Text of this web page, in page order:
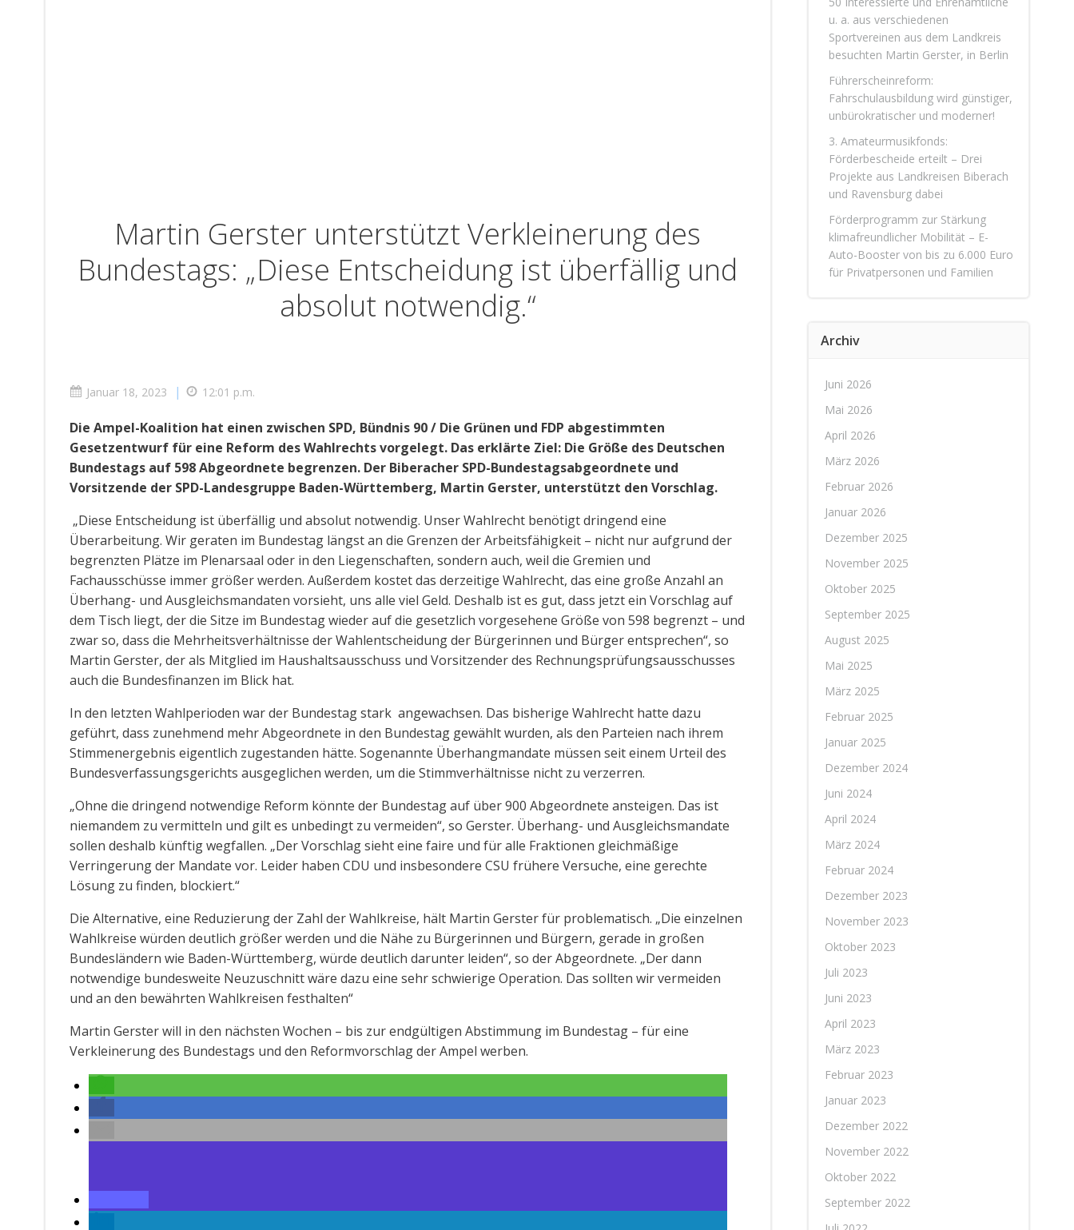
Martin Gerster unterstützt Verkleinerung des
Bundestags: „Diese Entscheidung ist überfällig und
absolut notwendig.“
Januar 18, 2023 | 12:01 p.m.
Die Ampel-Koalition hat einen zwischen SPD, Bündnis 90 / Die Grünen und FDP abgestimmten
Gesetzentwurf für eine Reform des Wahlrechts vorgelegt. Das erklärte Ziel: Die Größe des Deutschen
Bundestags auf 598 Abgeordnete begrenzen. Der Biberacher SPD-Bundestagsabgeordnete und
Vorsitzende der SPD-Landesgruppe Baden-Württemberg, Martin Gerster, unterstützt den Vorschlag.
„Diese Entscheidung ist überfällig und absolut notwendig. Unser Wahlrecht benötigt dringend eine
Überarbeitung. Wir geraten im Bundestag längst an die Grenzen der Arbeitsfähigkeit – nicht nur aufgrund der
begrenzten Plätze im Plenarsaal oder in den Liegenschaften, sondern auch, weil die Gremien und
Fachausschüsse immer größer werden. Außerdem kostet das derzeitige Wahlrecht, das eine große Anzahl an
Überhang- und Ausgleichsmandaten vorsieht, uns alle viel Geld. Deshalb ist es gut, dass jetzt ein Vorschlag auf
dem Tisch liegt, der die Sitze im Bundestag wieder auf die gesetzlich vorgesehene Größe von 598 begrenzt – und
zwar so, dass die Mehrheitsverhältnisse der Wahlentscheidung der Bürgerinnen und Bürger entsprechen“, so
Martin Gerster, der als Mitglied im Haushaltsausschuss und Vorsitzender des Rechnungsprüfungsausschusses
auch die Bundesfinanzen im Blick hat.
In den letzten Wahlperioden war der Bundestag stark angewachsen. Das bisherige Wahlrecht hatte dazu
geführt, dass zunehmend mehr Abgeordnete in den Bundestag gewählt wurden, als den Parteien nach ihrem
Stimmenergebnis eigentlich zugestanden hätte. Sogenannte Überhangmandate müssen seit einem Urteil des
Bundesverfassungsgerichts ausgeglichen werden, um die Stimmverhältnisse nicht zu verzerren.
„Ohne die dringend notwendige Reform könnte der Bundestag auf über 900 Abgeordnete ansteigen. Das ist
niemandem zu vermitteln und gilt es unbedingt zu vermeiden“, so Gerster. Überhang- und Ausgleichsmandate
sollen deshalb künftig wegfallen. „Der Vorschlag sieht eine faire und für alle Fraktionen gleichmäßige
Verringerung der Mandate vor. Leider haben CDU und insbesondere CSU frühere Versuche, eine gerechte
Lösung zu finden, blockiert.“
Die Alternative, eine Reduzierung der Zahl der Wahlkreise, hält Martin Gerster für problematisch. „Die einzelnen
Wahlkreise würden deutlich größer werden und die Nähe zu Bürgerinnen und Bürgern, gerade in großen
Bundesländern wie Baden-Württemberg, würde deutlich darunter leiden“, so der Abgeordnete. „Der dann
notwendige bundesweite Neuzuschnitt wäre dazu eine sehr schwierige Operation. Das sollten wir vermeiden
und an den bewährten Wahlkreisen festhalten“
Martin Gerster will in den nächsten Wochen – bis zur endgültigen Abstimmung im Bundestag – für eine
Verkleinerung des Bundestags und den Reformvorschlag der Ampel werben.
u. a. aus verschiedenen
Sportvereinen aus dem Landkreis
besuchten Martin Gerster, in Berlin
Führerscheinreform:
Fahrschulausbildung wird günstiger,
unbürokratischer und moderner!
3. Amateurmusikfonds:
Förderbescheide erteilt – Drei
Projekte aus Landkreisen Biberach
und Ravensburg dabei
Förderprogramm zur Stärkung
klimafreundlicher Mobilität – E-
Auto-Booster von bis zu 6.000 Euro
für Privatpersonen und Familien
Archiv
Juni 2026
Mai 2026
April 2026
März 2026
Februar 2026
Januar 2026
Dezember 2025
November 2025
Oktober 2025
September 2025
August 2025
Mai 2025
März 2025
Februar 2025
Januar 2025
Dezember 2024
Juni 2024
April 2024
März 2024
Februar 2024
Dezember 2023
November 2023
Oktober 2023
Juli 2023
Juni 2023
April 2023
März 2023
Februar 2023
Januar 2023
Dezember 2022
November 2022
Oktober 2022
September 2022